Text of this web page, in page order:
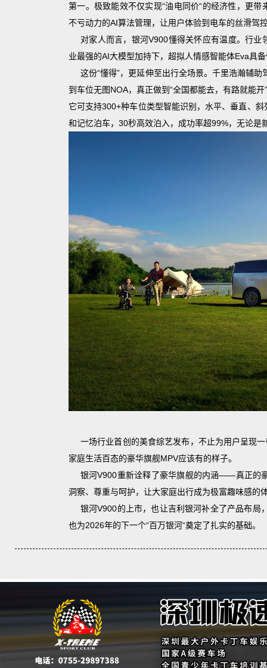
第一。极致能效不仅实现“油电同价“的经济性，更
不亏动力的AI算法管理，让用户体验到电车的丝滑驾
对家人而言，银河V900懂得关怀应有温度。行
业最强的AI大模型加持下，超拟人情感智能体Eva具
这份“懂得”，更延伸至出行全场景。千里浩瀚辅
到车位无图NOA，真正做到“全国都能去，有路就能
它可支持300+种车位类型智能识别，水平、垂直、
和记忆泊车，30秒高效泊入，成功率超99%，无论
一场行业首创的美食综艺发布，不止为用户呈现
家庭生活百态的豪华旗舰MPV应该有的样子。
银河V900重新诠释了豪华旗舰的内涵——真正的
洞察、尊重与呵护，让大家庭出行成为极富趣味感的
银河V900的上市，也让吉利银河补全了产品布局
也为2026年的下一个“百万银河“奠定了扎实的基础。